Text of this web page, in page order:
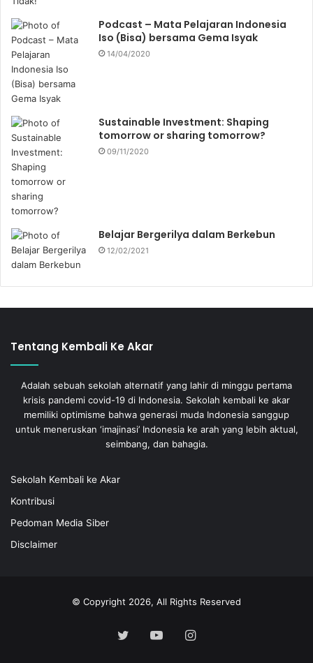
Podcast – Mata Pelajaran Indonesia
Iso (Bisa) bersama Gema Isyak
14/04/2020
Sustainable Investment: Shaping
tomorrow or sharing tomorrow?
09/11/2020
Belajar Bergerilya dalam Berkebun
12/02/2021
Tentang Kembali Ke Akar
Adalah sebuah sekolah alternatif yang lahir di minggu pertama
krisis pandemi covid-19 di Indonesia. Sekolah kembali ke akar
memiliki optimisme bahwa generasi muda Indonesia sanggup
untuk meneruskan ‘imajinasi’ Indonesia ke arah yang lebih aktual,
seimbang, dan bahagia.
Sekolah Kembali ke Akar
Kontribusi
Pedoman Media Siber
Disclaimer
© Copyright 2026, All Rights Reserved
Twitter YouTubeInstagram